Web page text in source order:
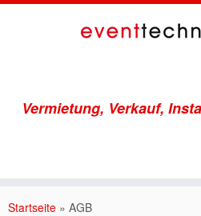
Vermietung, Verkauf,
Startseite » AGB